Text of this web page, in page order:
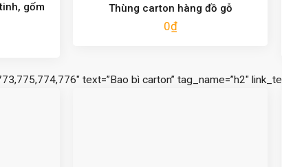
gốm
Thùng carton hàng đồ gỗ
0₫
text=”Bao bì carton” tag_name=”h2″